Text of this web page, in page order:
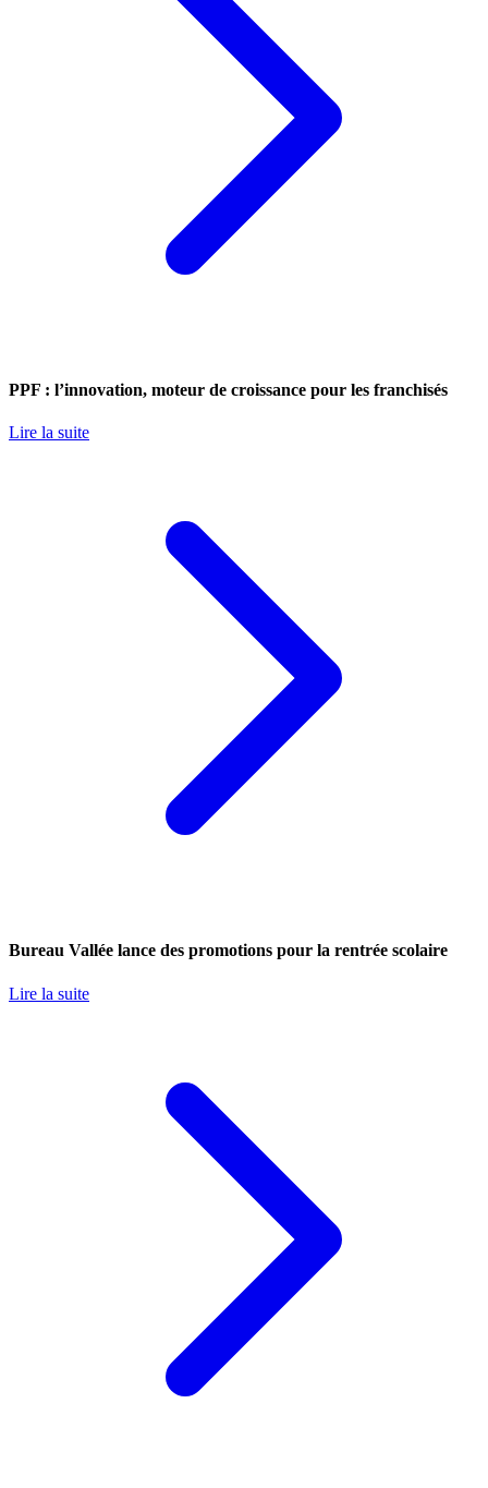
PPF : l’innovation, moteur de croissance pour les franchisés
Lire la suite
Bureau Vallée lance des promotions pour la rentrée scolaire
Lire la suite